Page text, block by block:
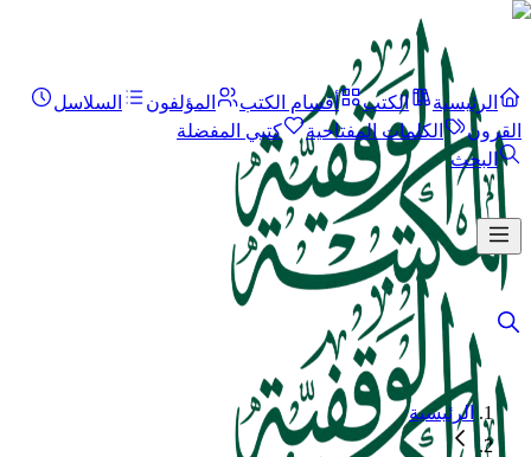
الرئيسية الكتب أقسام الكتب المؤلفون
السلاسل
القرون
الكلمات المفتاحية
كتبي المفضلة
البحث
الرئيسية